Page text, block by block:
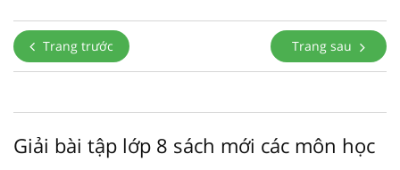
Trang trước Trang sau
Giải bài tập lớp 8 sách mới các môn học